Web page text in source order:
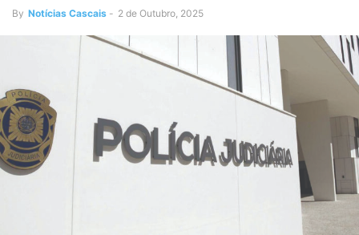
By Notícias Cascais - 2 de Outubro, 2025